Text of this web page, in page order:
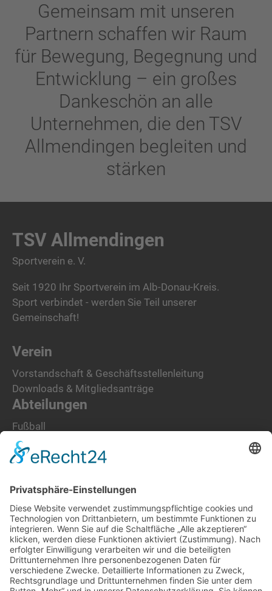
Gemeinsam mit unseren
Partnern schaffen wir Raum
für Bewegung, Begegnung und
Entwicklung – ein großes
Dankeschön an alle
Unternehmen, die den TSV
Allmendingen begleiten und
stärken
TSV Allmendingen
Sportverein e. V.
Seit 1920 Ihr Sportverein im Alb-Donau-Kreis.
Sport verbindet - werden Sie Teil unserer
Gemeinschaft!
Verein
Vorstandschaft & Geschäftsstellenleitung
Downloads & Mitgliedsanträge
Abteilungen
Fußball
Tennis
Turnen
Adresse
Sportplatzweg 1
89604 Allmendingen
07391 / 73330
tsv-allmendingen@outlook.de